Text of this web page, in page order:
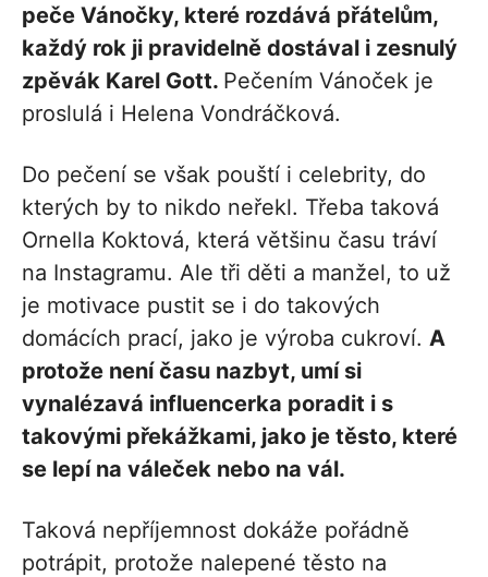
peče Vánočky, které rozdává přátelům,
každý rok ji pravidelně dostával i zesnulý
zpěvák Karel Gott. Pečením Vánoček je
proslulá i Helena Vondráčková.
Do pečení se však pouští i celebrity, do
kterých by to nikdo neřekl. Třeba taková
Ornella Koktová, která většinu času tráví
na Instagramu. Ale tři děti a manžel, to už
je motivace pustit se i do takových
domácích prací, jako je výroba cukroví. A
protože není času nazbyt, umí si
vynalézavá influencerka poradit i s
takovými překážkami, jako je těsto, které
se lepí na váleček nebo na vál.
Taková nepříjemnost dokáže pořádně
potrápit, protože nalepené těsto na